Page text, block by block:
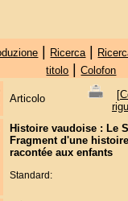
| Ricerca |
titolo |Colofon
Articolo [
Histoire vaudoise : Le
Fragment d'une
racontée aux enfants
Standard: